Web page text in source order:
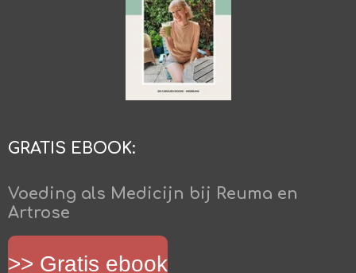
GRATIS EBOOK:
Voeding als Medicijn bij Reuma en
Artrose
>> Gratis ebook